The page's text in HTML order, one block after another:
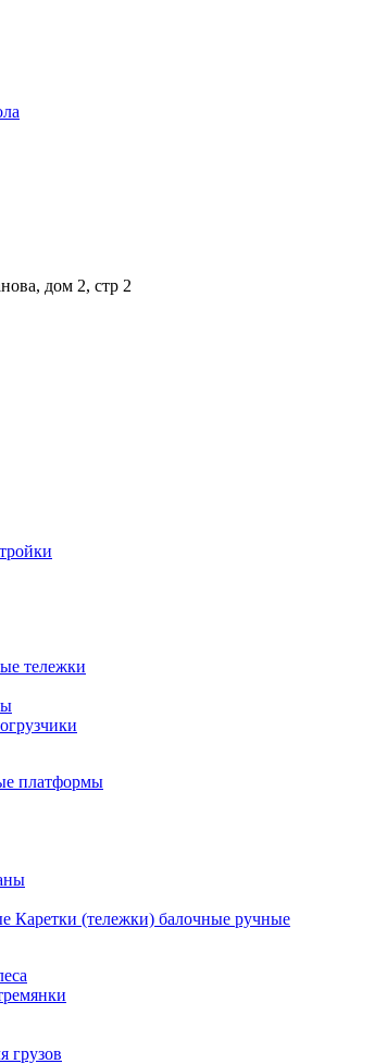
дом 2, стр 2
тележки
платформы
Каретки (тележки) балочные ручные
грузов